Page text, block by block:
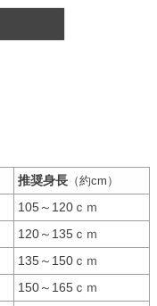
推奨身長 （約cm）
105～120ｃｍ
120～135ｃｍ
135～150ｃｍ
150～165ｃｍ